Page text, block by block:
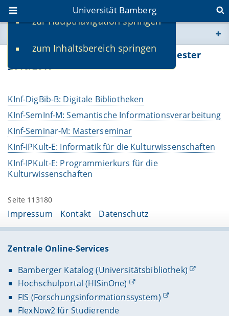
zur Hauptnavigation springen
zum Inhaltsbereich springen
Universität Bamberg
www.uni-bamberg.de
fis.uni-bamberg.de
Lehrveranstaltungen im Wintersemester
2016/2017
KInf-DigBib-B: Digitale Bibliotheken
KInf-SemInf-M: Semantische Informationsverarbeitung
KInf-Seminar-M: Masterseminar
KInf-IPKult-E: Informatik für die Kulturwissenschaften
KInf-IPKult-E: Programmierkurs für die
Kulturwissenschaften
Seite 113180
Impressum Kontakt Datenschutz
Zentrale Online-Services
Bamberger Katalog (Universitätsbibliothek)
Hochschulportal (HISinOne)
FIS (Forschungsinformationssystem)
FlexNow2 für Studierende